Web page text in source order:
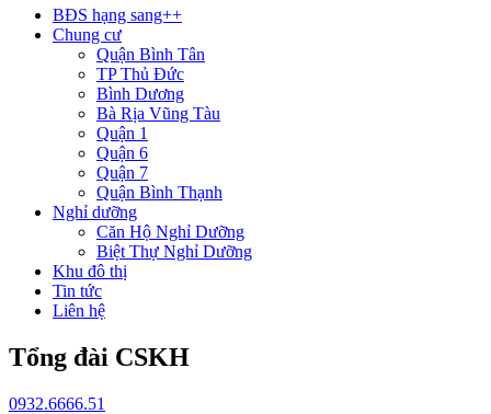
BĐS hạng sang++
Chung cư
Quận Bình Tân
TP Thủ Đức
Bình Dương
Bà Rịa Vũng Tàu
Quận 1
Quận 6
Quận 7
Quận Bình Thạnh
Nghỉ dưỡng
Căn Hộ Nghỉ Dưỡng
Biệt Thự Nghỉ Dưỡng
Khu đô thị
Tin tức
Liên hệ
Tổng đài CSKH
0932.6666.51